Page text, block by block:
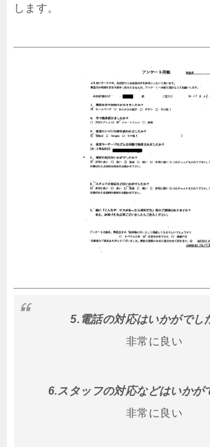
します。
5.電話の対応はいかがでし
非常に良い
6.スタッフの対応などはいかが
非常に良い